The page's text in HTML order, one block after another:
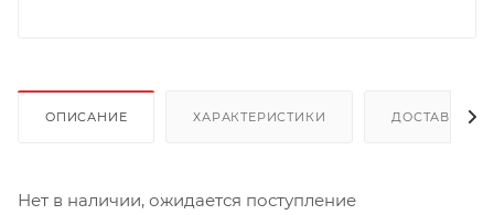
ОПИСАНИЕ ХАРАКТЕРИСТИКИ ДОСТАВКА
Нет в наличии, ожидается поступление